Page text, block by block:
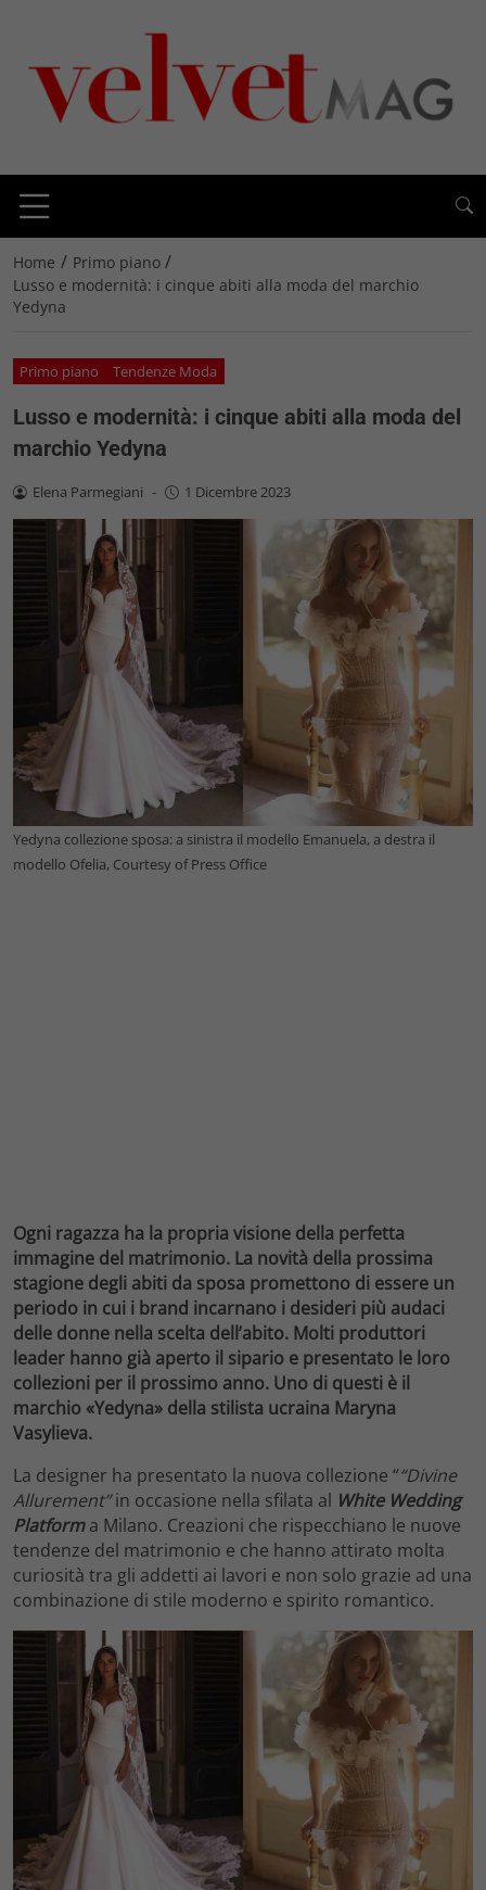
Home / Primo piano /
Lusso e modernità: i cinque abiti alla moda del marchio
Yedyna
Primo piano Tendenze Moda
Lusso e modernità: i cinque abiti alla moda del
marchio Yedyna
Elena Parmegiani - 1 Dicembre 2023
Yedyna collezione sposa: a sinistra il modello Emanuela, a destra il
modello Ofelia, Courtesy of Press Office
Ogni ragazza ha la propria visione della perfetta
immagine del matrimonio. La novità della prossima
stagione degli abiti da sposa promettono di essere un
periodo in cui i brand incarnano i desideri più audaci
delle donne nella scelta dell’abito. Molti produttori
leader hanno già aperto il sipario e presentato le loro
collezioni per il prossimo anno. Uno di questi è il
marchio «Yedyna» della stilista ucraina Maryna
Vasylieva.
La designer ha presentato la nuova collezione ““Divine
Allurement”in occasione nella sfilata al White Wedding
Platform a Milano. Creazioni che rispecchiano le nuove
tendenze del matrimonio e che hanno attirato molta
curiosità tra gli addetti ai lavori e non solo grazie ad una
combinazione di stile moderno e spirito romantico.